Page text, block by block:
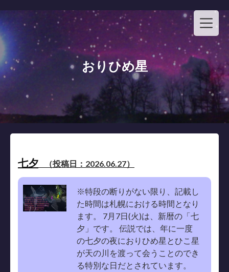
content
おりひめ星
七夕 （投稿日：2026.06.27）
※特段の断りがない限り、記載し
た時間は札幌における時間となり
ます。 7月7日(火)は、新暦の「七
夕」です。 伝説では、年に一度
の七夕の夜におりひめ星とひこ星
が天の川を渡って会うことのでき
る特別な日だとされています。